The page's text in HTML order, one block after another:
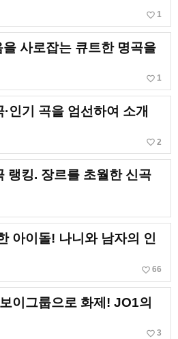
favorite_border 1
사로잡는 큐트한 명곡을
favorite_border 1
인기 곡을 엄선하여 소개
favorite_border 2
랭킹. 장르를 초월한 신곡
아이돌! 나니와 남자의 인
favorite_border 66
이그룹으로 화제! JO1의
favorite_border 3